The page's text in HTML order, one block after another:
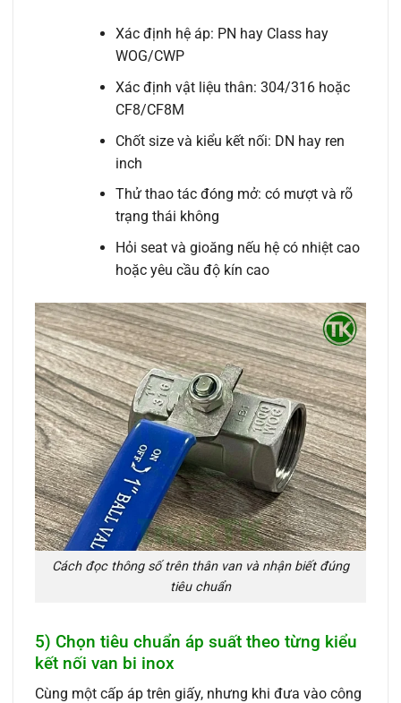
Xác định hệ áp: PN hay Class hay
WOG/CWP
Xác định vật liệu thân: 304/316 hoặc
CF8/CF8M
Chốt size và kiểu kết nối: DN hay ren
inch
Thử thao tác đóng mở: có mượt và rõ
trạng thái không
Hỏi seat và gioăng nếu hệ có nhiệt cao
hoặc yêu cầu độ kín cao
Cách đọc thông số trên thân van và nhận biết đúng
tiêu chuẩn
5) Chọn tiêu chuẩn áp suất theo từng kiểu
kết nối van bi inox
Cùng một cấp áp trên giấy, nhưng khi đưa vào công